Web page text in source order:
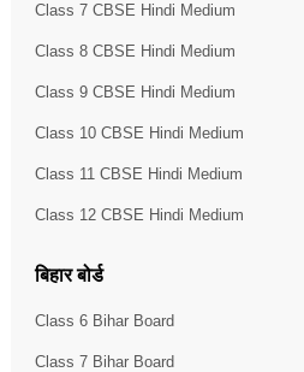
Class 7 CBSE Hindi Medium
Class 8 CBSE Hindi Medium
Class 9 CBSE Hindi Medium
Class 10 CBSE Hindi Medium
Class 11 CBSE Hindi Medium
Class 12 CBSE Hindi Medium
बिहार बोर्ड
Class 6 Bihar Board
Class 7 Bihar Board